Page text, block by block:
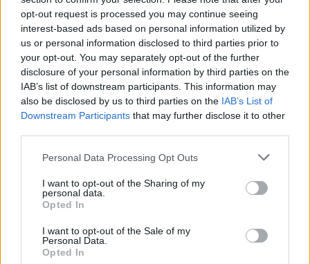
opt-out request is processed you may continue seeing
interest-based ads based on personal information utilized by
us or personal information disclosed to third parties prior to
your opt-out. You may separately opt-out of the further
disclosure of your personal information by third parties on the
IAB’s list of downstream participants. This information may
also be disclosed by us to third parties on the IAB’s List of
Downstream Participants that may further disclose it to other
Please note that this website/app uses one or more Google
not limited to your visit or usage behaviour. You may click to
grant or deny consent to Google and its third-party tags to
use your data for below specified purposes in below Google
consent section.
Personal Data Processing Opt Outs
I want to opt-out of the Sharing of my
personal data.
Opted In
I want to opt-out of the Sale of my
Personal Data.
Opted In
aprovechar un mes de buenos números, sino de
establecer unproduct-market fitque garantice la
sostenibilidad. Las fluctuaciones en las
importaciones y exportaciones pueden impactar
enormemente en el flujo de caja y la estrategia de
crecimiento a largo plazo.
El análisis de estas cifras debe ser un ejercicio
constante. Pregúntate: ¿cómo estas tendencias
afectan a mi sector? ¿Cómo puedo adaptarme para
mitigar el riesgo? La respuesta a estas preguntas